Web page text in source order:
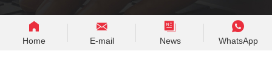
Home E-mail News WhatsApp